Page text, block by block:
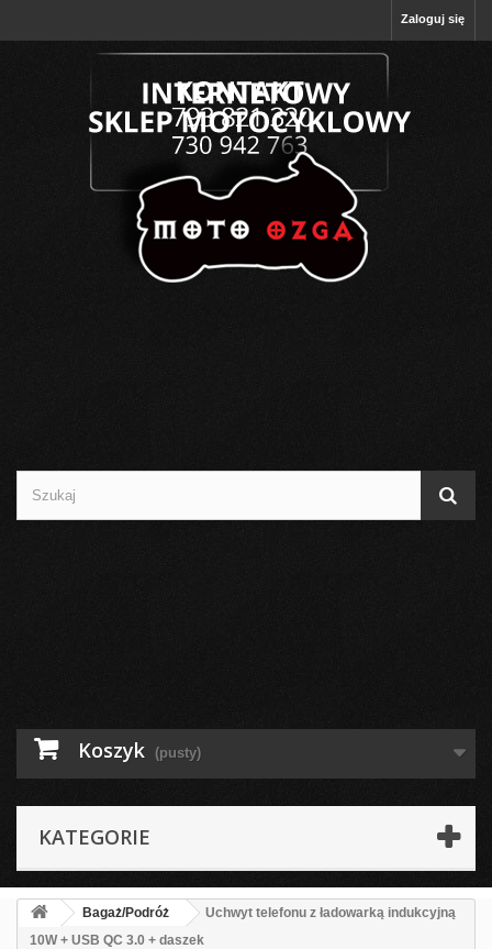
Zaloguj się
Koszyk (pusty)
KATEGORIE
Bagaż/Podróż
Uchwyt telefonu z ładowarką indukcyjną
10W + USB QC 3.0 + daszek